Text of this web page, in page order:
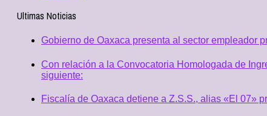
Ultimas Noticias
Gobierno de Oaxaca presenta al sector empleador
Con relación a la Convocatoria Homologada de
siguiente:
Fiscalía de Oaxaca detiene a Z.S.S., alias «El 07»